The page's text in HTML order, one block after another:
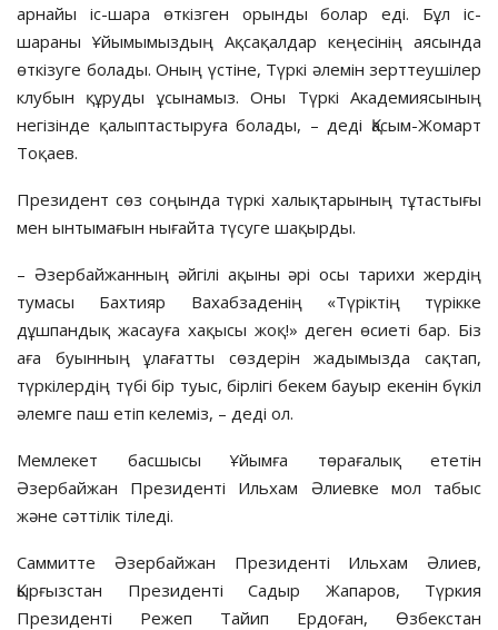
арнайы іс-шара өткізген орынды болар еді. Бұл іс-
шараны Ұйымымыздың Ақсақалдар кеңесінің аясында
өткізуге болады. Оның үстіне, Түркі әлемін зерттеушілер
клубын құруды ұсынамыз. Оны Түркі Академиясының
негізінде қалыптастыруға болады, – деді Қасым-Жомарт
Тоқаев.
Президент сөз соңында түркі халықтарының тұтастығы
мен ынтымағын нығайта түсуге шақырды.
– Әзербайжанның әйгілі ақыны әрі осы тарихи жердің
тумасы Бахтияр Вахабзаденің «Түріктің түрікке
дұшпандық жасауға хақысы жоқ!» деген өсиеті бар. Біз
аға буынның ұлағатты сөздерін жадымызда сақтап,
түркілердің түбі бір туыс, бірлігі бекем бауыр екенін бүкіл
әлемге паш етіп келеміз, – деді ол.
Мемлекет басшысы Ұйымға төрағалық ететін
Әзербайжан Президенті Ильхам Әлиевке мол табыс
және сәттілік тіледі.
Саммитте Әзербайжан Президенті Ильхам Әлиев,
Қырғызстан Президенті Садыр Жапаров, Түркия
Президенті Режеп Тайип Ердоған, Өзбекстан